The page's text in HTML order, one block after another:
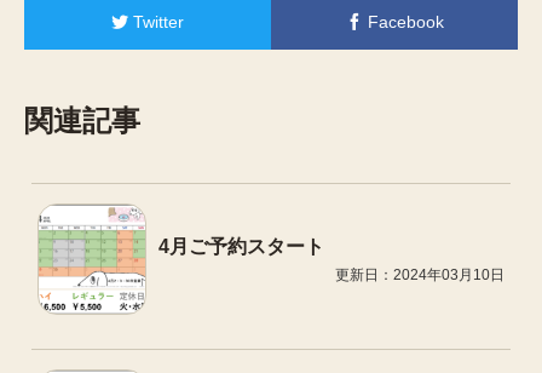
Twitter Facebook
関連記事
4月ご予約スタート
更新日：2024年03月10日